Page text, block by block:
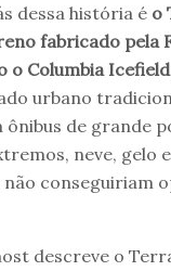
dessa história é o
fabricado pela
o Columbia
urbano
ônibus de grande
neve, gelo
não conseguiriam
descreve o